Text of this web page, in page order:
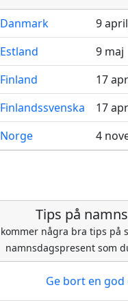
Danmark
9
Estland
9 maj
Finland
17
Finlandssvenska
17
Norge
4
Tips på
några bra tips på
namnsdagspresent som
Ge bort en god